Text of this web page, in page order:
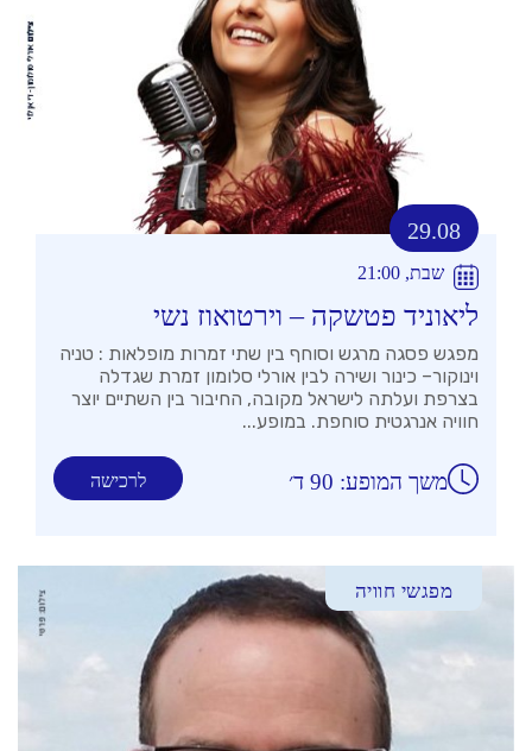
29.08
שבת, 21:00
ליאוניד פטשקה – וירטואוז נשי
מפגש פסגה מרגש וסוחף בין שתי זמרות מופלאות : טניה
וינוקור– כינור ושירה לבין אורלי סלומון זמרת שגדלה
בצרפת ועלתה לישראל מקובה, החיבור בין השתיים יוצר
חוויה אנרגטית סוחפת. במופע...
לרכישה משך המופע: 90 ד׳
מפגשי חוויה